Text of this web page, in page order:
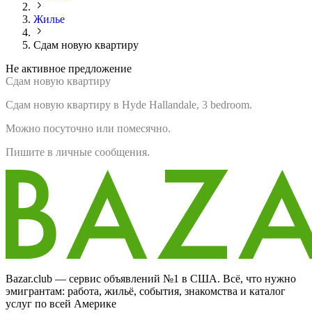
Жилье
Сдам новую квартиру
Не активное предложение
Сдам новую квартиру
Сдам новую квартиру в Hyde Hallandale, 3 bedroom.
Можно посуточно или помесячно.
Пишите в личные сообщения.
Bazar.club — сервис объявлений №1 в США. Всё, что нужно
эмигрантам: работа, жильё, события, знакомства и каталог
услуг по всей Америке